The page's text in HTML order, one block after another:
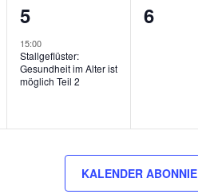
1
Veranstaltung,
5
15:00
Stallgeflüster:
Gesundheit im Alter ist
möglich Teil 2
0
6
KALENDER